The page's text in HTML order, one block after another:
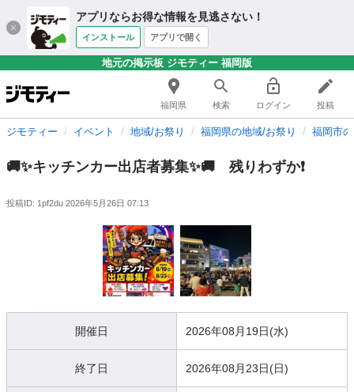
アプリならお得な情報を見逃さない！
インストール アプリで開く
地元の掲示板 ジモティー 福岡版
福岡県 検索 ログイン 投稿
ジモティー イベント 地域/お祭り 福岡県の地域/お祭り 福岡市
🚚✨キッチンカー出店者募集✨🚚 残りわずか❗️
投稿ID: 1pf2du 2026年5月26日 07:13
開催日 2026年08月19日(水)
終了日 2026年08月23日(日)